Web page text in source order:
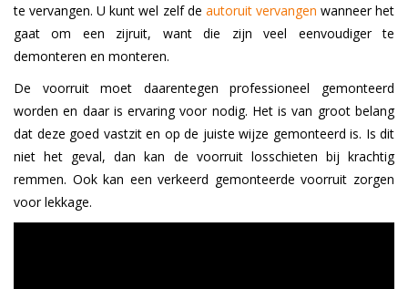
te vervangen. U kunt wel zelf de autoruit vervangen wanneer het
gaat om een zijruit, want die zijn veel eenvoudiger te
demonteren en monteren.
De voorruit moet daarentegen professioneel gemonteerd
worden en daar is ervaring voor nodig. Het is van groot belang
dat deze goed vastzit en op de juiste wijze gemonteerd is. Is dit
niet het geval, dan kan de voorruit losschieten bij krachtig
remmen. Ook kan een verkeerd gemonteerde voorruit zorgen
voor lekkage.